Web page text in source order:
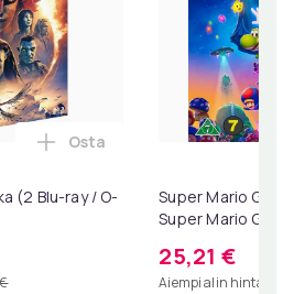
(2 Blu-ray / O-
Lisää Avatar 3: Tuli ja
Osta
Super Mario
Super Mario
25,21 €
Aiempi alin hinta